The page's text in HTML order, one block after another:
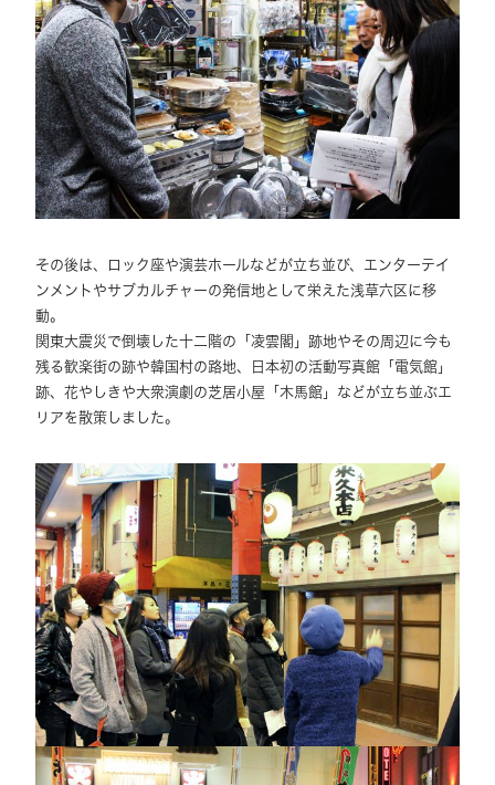
その後は、ロック座や演芸ホールなどが立ち並び、エンターテイ
ンメントやサブカルチャーの発信地として栄えた浅草六区に移
動。
関東大震災で倒壊した十二階の「凌雲閣」跡地やその周辺に今も
残る歓楽街の跡や韓国村の路地、日本初の活動写真館「電気館」
跡、花やしきや大衆演劇の芝居小屋「木馬館」などが立ち並ぶエ
リアを散策しました。